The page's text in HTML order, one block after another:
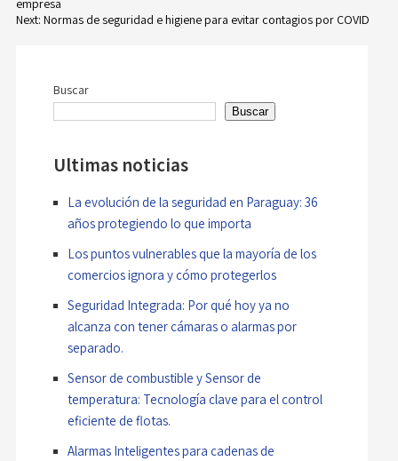
Navegación
entradas
empresa
Next: Normas de seguridad e higiene para evitar contagios por COVID
Buscar
Buscar
Ultimas noticias
La evolución de la seguridad en Paraguay: 36
años protegiendo lo que importa
Los puntos vulnerables que la mayoría de los
comercios ignora y cómo protegerlos
Seguridad Integrada: Por qué hoy ya no
alcanza con tener cámaras o alarmas por
separado.
Sensor de combustible y Sensor de
temperatura: Tecnología clave para el control
eficiente de flotas.
Alarmas Inteligentes para cadenas de